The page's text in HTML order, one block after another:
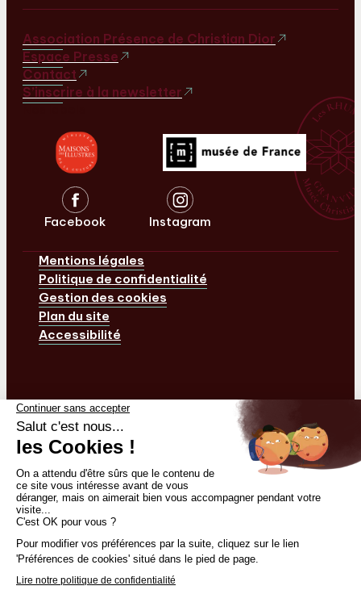
Association Présence de Christian Dior
Espace Presse
Contact
S’inscrire à la newsletter
Facebook Instagram
Mentions légales
Politique de confidentialité
Gestion des cookies
Plan du site
Accessibilité